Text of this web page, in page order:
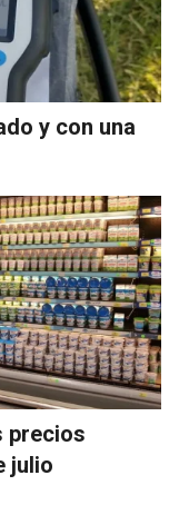
y con una
precios
julio